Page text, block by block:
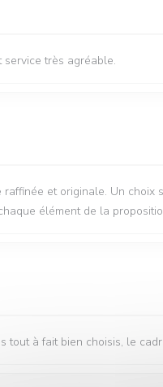
très agréable.
et originale. Un
élément de la
tout à fait bien choisis, le